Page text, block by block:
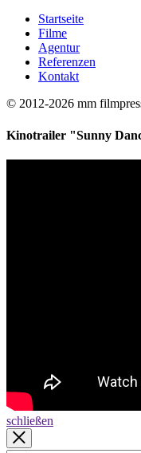
Startseite
Filme
Agentur
Referenzen
Kontakt
© 2012-2026 mm
Kinotrailer "Sunny
schließen